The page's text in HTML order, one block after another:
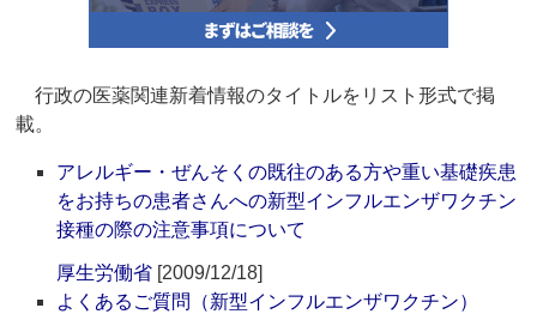
行政の医薬関連新着情報のタイトルをリスト形式で掲
載。
アレルギー・ぜんそくの既往のある方や重い基礎疾患
をお持ちの患者さんへの新型インフルエンザワクチン
接種の際の注意事項について
厚生労働省 [2009/12/18]
よくあるご質問（新型インフルエンザワクチン）